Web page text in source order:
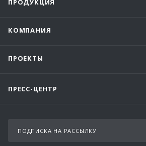
ПРОДУКЦИЯ
КОМПАНИЯ
ПРОЕКТЫ
ПРЕСС-ЦЕНТР
ПОДПИСКА НА РАССЫЛКУ